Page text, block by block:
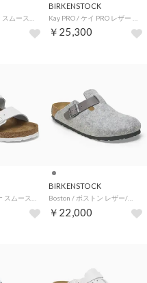
BIRKENSTOCK
￥25,300
BIRKENSTOCK
Boston / ボストン レザー/テキスタイル/フェルト 【レギュラー幅】 UNISEX （ライトグレイ）
￥22,000